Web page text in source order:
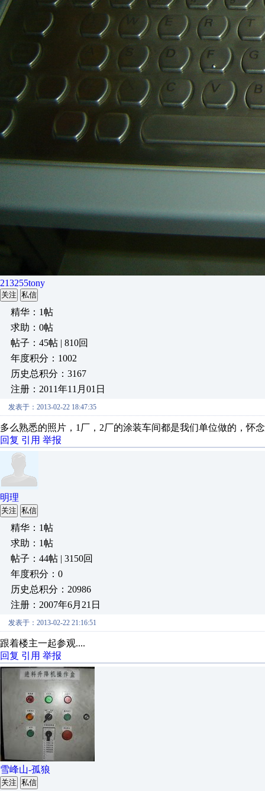
213255tony
关注 私信
精华：1帖
求助：0帖
帖子：45帖 | 810回
年度积分：1002
历史总积分：3167
注册：2011年11月01日
发表于：2013-02-22 18:47:35
多么熟悉的照片，1厂，2厂的涂装车间都是我们单位做的，怀
回复 引用 举报
明理
关注 私信
精华：1帖
求助：1帖
帖子：44帖 | 3150回
年度积分：0
历史总积分：20986
注册：2007年6月21日
发表于：2013-02-22 21:16:51
跟着楼主一起参观....
回复 引用 举报
雪峰山-孤狼
关注 私信